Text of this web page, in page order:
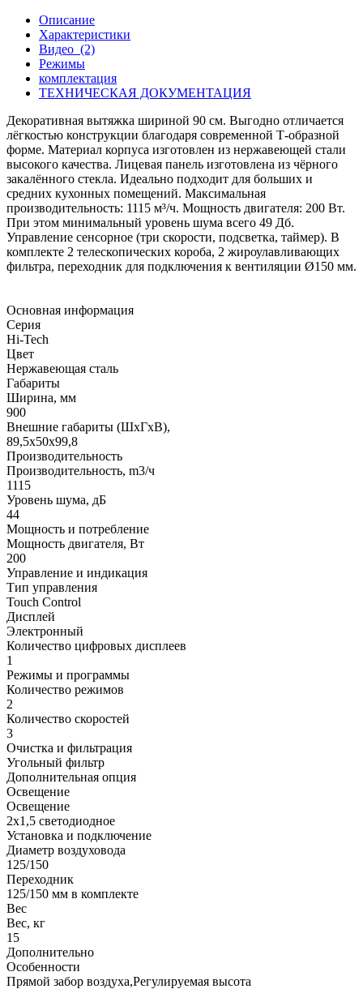
Описание
Характеристики
Видео (2)
Режимы
комплектация
ТЕХНИЧЕСКАЯ ДОКУМЕНТАЦИЯ
Декоративная вытяжка шириной 90 см. Выгодно отличается
лёгкостью конструкции благодаря современной Т-образной
форме. Материал корпуса изготовлен из нержавеющей стали
высокого качества. Лицевая панель изготовлена из чёрного
закалённого стекла. Идеально подходит для больших и
средних кухонных помещений. Максимальная
производительность: 1115 м³/ч. Мощность двигателя: 200 Вт.
При этом минимальный уровень шума всего 49 Дб.
Управление сенсорное (три скорости, подсветка, таймер). В
комплекте 2 телескопических короба, 2 жироулавливающих
фильтра, переходник для подключения к вентиляции Ø150 мм.
Основная информация
Серия
Hi-Tech
Цвет
Нержавеющая сталь
Габариты
Ширина, мм
900
Внешние габариты (ШхГхВ),
89,5х50х99,8
Производительность
Производительность, m3/ч
1115
Уровень шума, дБ
44
Мощность и потребление
Мощность двигателя, Вт
200
Управление и индикация
Тип управления
Touch Control
Дисплей
Электронный
Количество цифровых дисплеев
1
Режимы и программы
Количество режимов
2
Количество скоростей
3
Очистка и фильтрация
Угольный фильтр
Дополнительная опция
Освещение
Освещение
2x1,5 светодиодное
Установка и подключение
Диаметр воздуховода
125/150
Переходник
125/150 мм в комплекте
Вес
Вес, кг
15
Дополнительно
Особенности
Прямой забор воздуха,Регулируемая высота